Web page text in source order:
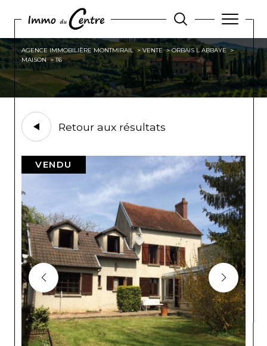
AGENCE IMMOBILIÈRE MONTMIRAIL VENTE
ORBAIS L ABBAYE
MAISON
T6
Retour aux résultats
VENDU